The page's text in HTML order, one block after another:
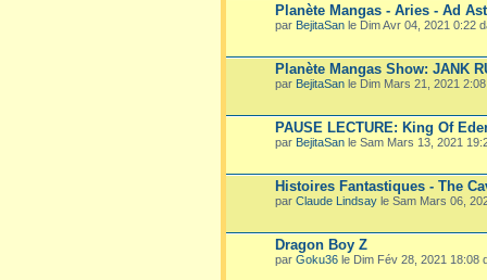
Planète Mangas - Aries - Ad
par BejitaSan le Dim Avr 04, 2021 0:22
Planète Mangas Show: JANK
par BejitaSan le Dim Mars 21, 2021
PAUSE LECTURE: King Of
par BejitaSan le Sam Mars 13, 2021
Histoires Fantastiques - The
par Claude Lindsay le Sam Mars 06,
Dragon Boy Z
par Goku36 le Dim Fév 28, 2021 18:08